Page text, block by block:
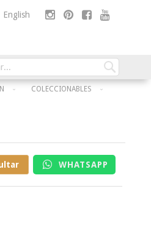
Skip
English
Buscar
COLECCIONABLES
WHATSAPP